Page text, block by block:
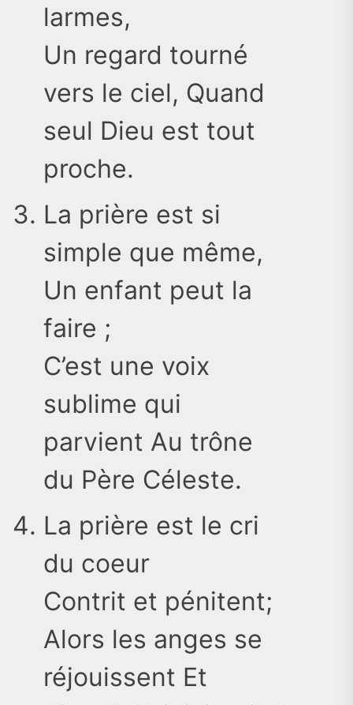
larmes,
Un regard tourné
vers le ciel, Quand
seul Dieu est tout
proche.
La prière est si
simple que même,
Un enfant peut la
faire ;
C’est une voix
sublime qui
parvient Au trône
du Père Céleste.
La prière est le cri
du coeur
Contrit et pénitent;
Alors les anges se
réjouissent Et